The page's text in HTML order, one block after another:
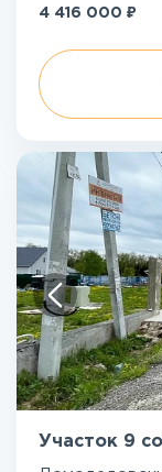
4 416 000 ₽
Участок 9